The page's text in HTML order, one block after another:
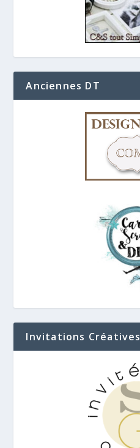
Anciennes DT
Invitations Créatives